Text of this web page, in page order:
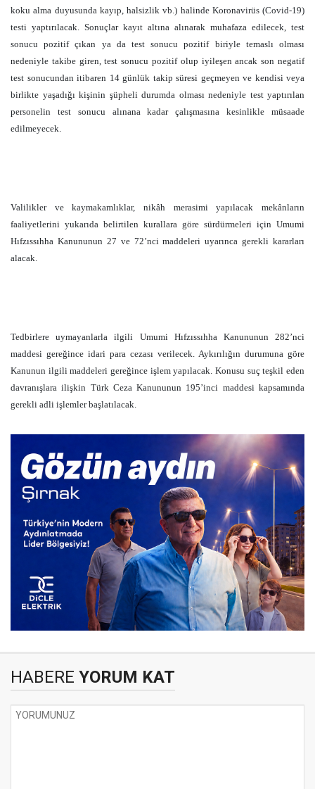
koku alma duyusunda kayıp, halsizlik vb.) halinde Koronavirüs (Covid­-19)
testi yaptırılacak. Sonuçlar kayıt altına alınarak muhafaza edilecek, test
sonucu pozitif çıkan ya da test sonucu pozitif biriyle temaslı olması
nedeniyle takibe giren, test sonucu pozitif olup iyileşen ancak son negatif
test sonucundan itibaren 14 günlük takip süresi geçmeyen ve kendisi veya
birlikte yaşadığı kişinin şüpheli durumda olması nedeniyle test yaptırılan
personelin test sonucu alınana kadar çalışmasına kesinlikle müsaade
edilmeyecek.
Valilikler ve kaymakamlıklar, nikâh merasimi yapılacak mekânların
faaliyetlerini yukarıda belirtilen kurallara göre sürdürmeleri için Umumi
Hıfzıssıhha Kanununun 27 ve 72’nci maddeleri uyarınca gerekli kararları
alacak.
Tedbirlere uymayanlarla ilgili Umumi Hıfzıssıhha Kanununun 282’nci
maddesi gereğince idari para cezası verilecek. Aykırılığın durumuna göre
Kanunun ilgili maddeleri gereğince işlem yapılacak. Konusu suç teşkil eden
davranışlara ilişkin Türk Ceza Kanununun 195’inci maddesi kapsamında
gerekli adli işlemler başlatılacak.
HABERE YORUM KAT